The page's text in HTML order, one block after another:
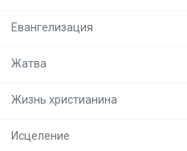
Евангелизация
Жатва
Жизнь христианина
Исцеление